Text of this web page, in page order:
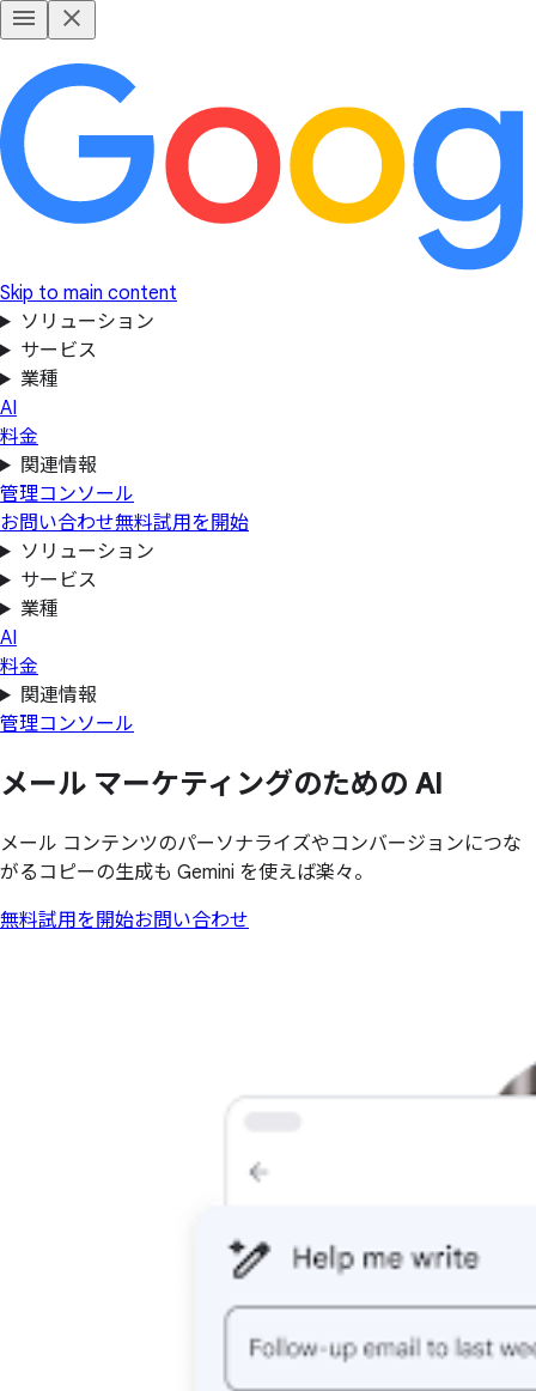
Skip to main content
ソリューション
サービス
業種
AI
料金
関連情報
管理コンソール
お問い合わせ無料試用を開始
ソリューション
サービス
業種
AI
料金
関連情報
管理コンソール
メール マーケティングのための AI
メール コンテンツのパーソナライズやコンバージョンにつな
がるコピーの生成も Gemini を使えば楽々。
無料試用を開始お問い合わせ